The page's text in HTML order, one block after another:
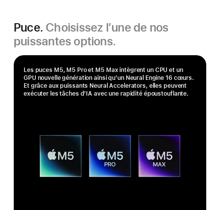
Puce. Choisissez l’une de nos
puissantes options.
Les puces M5, M5 Pro et M5 Max intègrent un CPU et un
GPU nouvelle génération ainsi qu’un Neural Engine 16 cœurs.
Et grâce aux puissants Neural Accelerators, elles peuvent
exécuter les tâches d’IA avec une rapidité époustouflante.